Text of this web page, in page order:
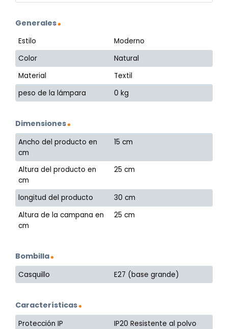
Generales
Estilo
Moderno
Color
Natural
Material
Textil
peso de la lámpara
0 kg
Dimensiones
Ancho del producto en
cm
15 cm
Altura del producto en
cm
25 cm
longitud del producto
30 cm
Altura de la campana en
cm
25 cm
Bombilla
Casquillo E27 (base grande)
Características
Protección IP IP20 Resistente al polvo